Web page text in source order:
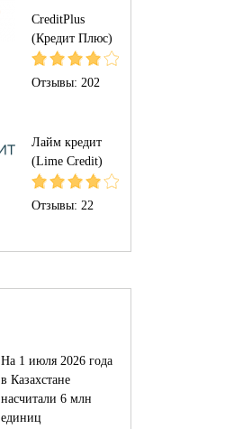
CreditPlus
(Кредит Плюс)
Отзывы: 202
Лайм кредит
(Lime Credit)
Отзывы: 22
На 1 июля 2026 года
в Казахстане
насчитали 6 млн
единиц